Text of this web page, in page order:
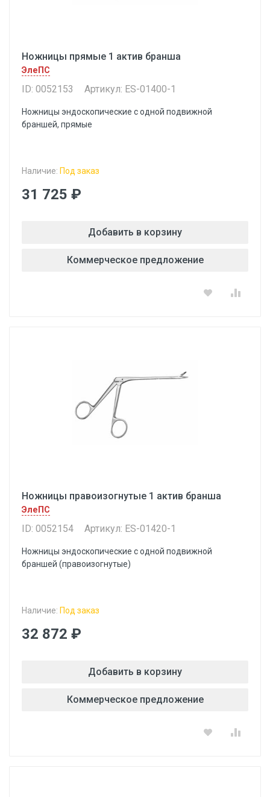
Ножницы прямые 1 актив бранша
ЭлеПС
ID: 0052153 Артикул: ES-01400-1
Ножницы эндоскопические с одной подвижной
браншей, прямые
Наличие: Под заказ
31 725 ₽
Добавить в корзину
Коммерческое предложение
Ножницы правоизогнутые 1 актив бранша
ЭлеПС
ID: 0052154 Артикул: ES-01420-1
Ножницы эндоскопические с одной подвижной
браншей (правоизогнутые)
Наличие: Под заказ
32 872 ₽
Добавить в корзину
Коммерческое предложение